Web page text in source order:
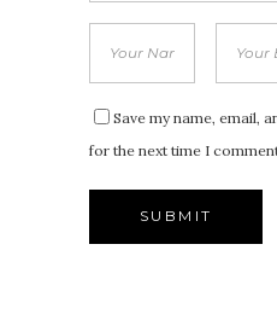
Save my name, email,
for the next time I